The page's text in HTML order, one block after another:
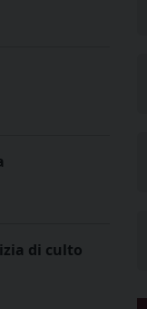
di culto